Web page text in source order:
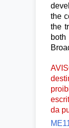
the
the
da